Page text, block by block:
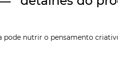
pode nutrir o pensamento